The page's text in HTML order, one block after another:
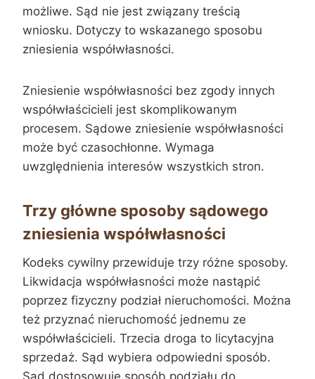
możliwe. Sąd nie jest związany treścią
wniosku. Dotyczy to wskazanego sposobu
zniesienia współwłasności.
Zniesienie współwłasności bez zgody innych
współwłaścicieli jest skomplikowanym
procesem. Sądowe zniesienie współwłasności
może być czasochłonne. Wymaga
uwzględnienia interesów wszystkich stron.
Trzy główne sposoby sądowego
zniesienia współwłasności
Kodeks cywilny przewiduje trzy różne sposoby.
Likwidacja współwłasności może nastąpić
poprzez fizyczny podział nieruchomości. Można
też przyznać nieruchomość jednemu ze
współwłaścicieli. Trzecia droga to licytacyjna
sprzedaż. Sąd wybiera odpowiedni sposób.
Sąd dostosowuje sposób podziału do